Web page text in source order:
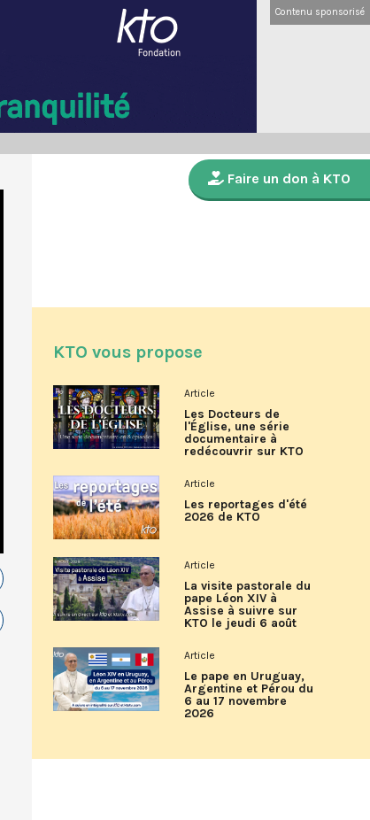
Contenu sponsorisé
Faire un don à KTO
KTO vous propose
Article
Les Docteurs de
l'Église, une série
documentaire à
redécouvrir sur KTO
Article
Les reportages d'été
2026 de KTO
Article
La visite pastorale du
pape Léon XIV à
Assise à suivre sur
KTO le jeudi 6 août
Article
Le pape en Uruguay,
Argentine et Pérou du
6 au 17 novembre
2026